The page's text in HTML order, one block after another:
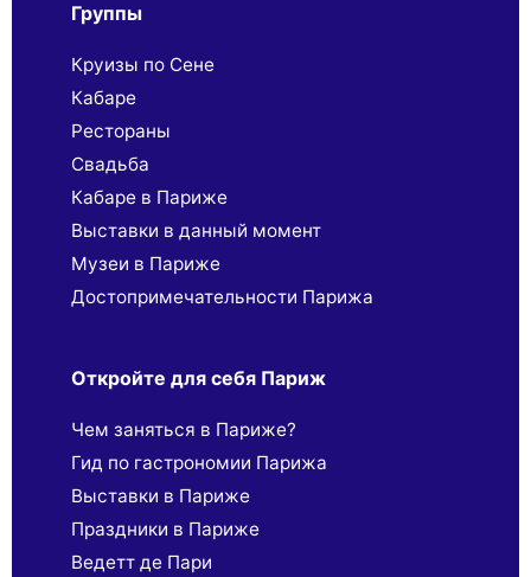
Группы
Круизы по Сене
Кабаре
Рестораны
Свадьба
Кабаре в Париже
Выставки в данный момент
Музеи в Париже
Достопримечательности Парижа
Откройте для себя Париж
Чем заняться в Париже?
Гид по гастрономии Парижа
Выставки в Париже
Праздники в Париже
Ведетт де Пари